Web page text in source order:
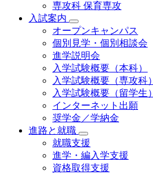
専攻科 保育専攻
入試案内
オープンキャンパス
個別⾒学・個別相談会
進学説明会
入学試験概要（本科）
入学試験概要（専攻科）
入学試験概要（留学生）
インターネット出願
奨学金／学納金
進路と就職
就職支援
進学・編入学支援
資格取得⽀援